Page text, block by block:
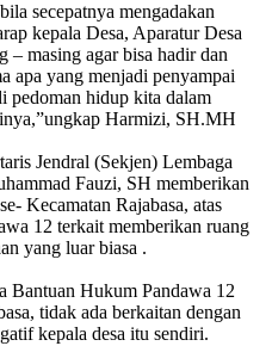
secepatnya mengadakan
kepala Desa, Aparatur Desa
– masing agar bisa hadir dan
apa yang menjadi penyampai
pedoman hidup kita dalam
Harmizi, SH.MH
Jendral (Sekjen) Lembaga
Fauzi, SH memberikan
Kecamatan Rajabasa, atas
12 terkait memberikan ruang
yang luar biasa .
Bantuan Hukum Pandawa 12
tidak ada berkaitan dengan
kepala desa itu sendiri.